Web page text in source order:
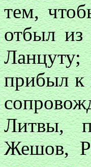
тем,
отбыл из
Ланцуту;
прибыл к
Литвы,
Жешов,